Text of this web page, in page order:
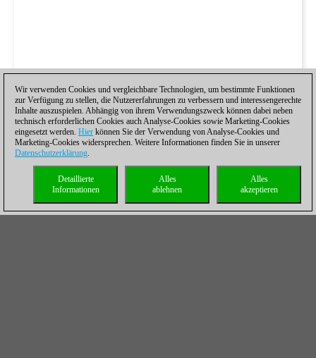
Wir verwenden Cookies und vergleichbare Technologien, um bestimmte Funktionen
zur Verfügung zu stellen, die Nutzererfahrungen zu verbessern und interessengerechte
Inhalte auszuspielen. Abhängig von ihrem Verwendungszweck können dabei neben
technisch erforderlichen Cookies auch Analyse-Cookies sowie Marketing-Cookies
eingesetzt werden. Hier können Sie der Verwendung von Analyse-Cookies und
Marketing-Cookies widersprechen. Weitere Informationen finden Sie in unserer
Datenschutzerklärung.
Alles
akzeptieren
Alles
ablehnen
Detaillierte
Informationen